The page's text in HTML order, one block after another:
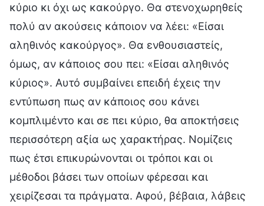
κύριο κι όχι ως κακούργο. Θα στενοχωρηθείς
πολύ αν ακούσεις κάποιον να λέει: «Είσαι
αληθινός κακούργος». Θα ενθουσιαστείς,
όμως, αν κάποιος σου πει: «Είσαι αληθινός
κύριος». Αυτό συμβαίνει επειδή έχεις την
εντύπωση πως αν κάποιος σου κάνει
κομπλιμέντο και σε πει κύριο, θα αποκτήσεις
περισσότερη αξία ως χαρακτήρας. Νομίζεις
πως έτσι επικυρώνονται οι τρόποι και οι
μέθοδοι βάσει των οποίων φέρεσαι και
χειρίζεσαι τα πράγματα. Αφού, βέβαια, λάβεις